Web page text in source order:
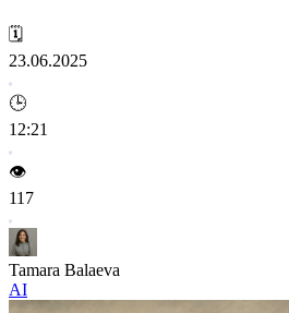
🗓️
23.06.2025
🕒
12:21
👁️
117
Tamara Balaeva
AI